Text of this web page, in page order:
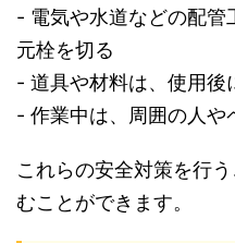
- 電気や水道などの配管
元栓を切る
- 道具や材料は、使用後
- 作業中は、周囲の人や
これらの安全対策を行
むことができます。